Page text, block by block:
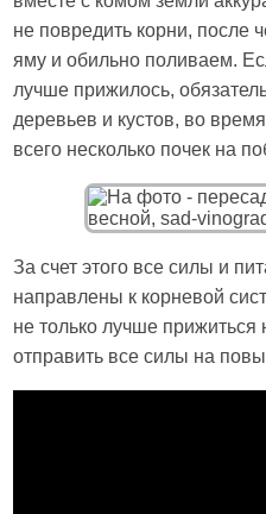
не повредить корни, после
яму и обильно поливаем.
лучше прижилось,
деревьев и кустов, во
всего несколько почек на
За счет этого все силы и
направлены к корневой
не только лучше прижиться
отправить все силы на